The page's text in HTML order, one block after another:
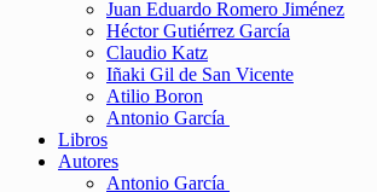
Juan Eduardo Romero Jiménez
Héctor Gutiérrez García
Claudio Katz
Iñaki Gil de San Vicente
Atilio Boron
Antonio García
Libros
Autores
Antonio García